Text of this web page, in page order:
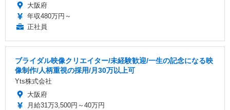
大阪府
年収480万円～
正社員
ブライダル映像クリエイター/未経験歓迎/一生の記念になる映
像制作/人柄重視の採用/月30万以上可
Yts株式会社
大阪府
月給31万3,500円～40万円